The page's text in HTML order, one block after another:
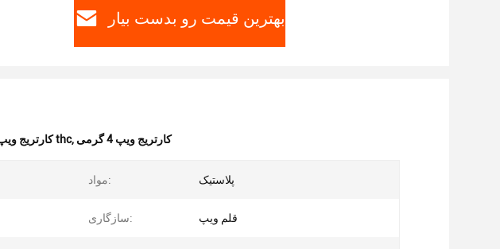
بهترین قیمت رو بدست بیار
کارتریج ویپ 2000 میلی گرمی thc, کارتریج ویپ 4 گرمی
مواد: پلاستیک
سازگاری: قلم ویپ